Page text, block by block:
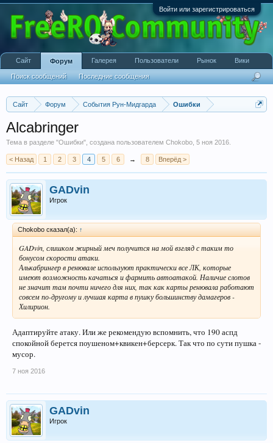
Войти или зарегистрироваться
Сайт Форум События Рун-Мидгарда Ошибки
Alcabringer
Тема в разделе "Ошибки", создана пользователем Chokobo 5 ноя 2016
< Назад 1 2 3 4 5 6 → 8 Вперёд >
GADvin
Игрок
Chokobo сказал(а): ↑
GADvin, слишком жирный меч получится на мой взгляд с таким то
бонусом скорости атаки.
Алькабрингер в ренювале используют практически все ЛК, которые
имеют возможность качаться и фармить автоатакой. Наличие слотов
не значит там почти ничего для них, так как карты ренювала работают
совсем по-другому и лучшая карта в пушку большинству дамагеров -
Хилирион.
Адаптируйте атаку. Или же рекомендую вспомнить, что 190 аспд
спокойной берется поушеном+квикен+берсерк. Так что по сути пушка -
мусор.
7 ноя 2016
GADvin
Игрок
Сайт Форум
Поиск сообщений Последние сообщения
Галерея Пользователи Рынок Вики